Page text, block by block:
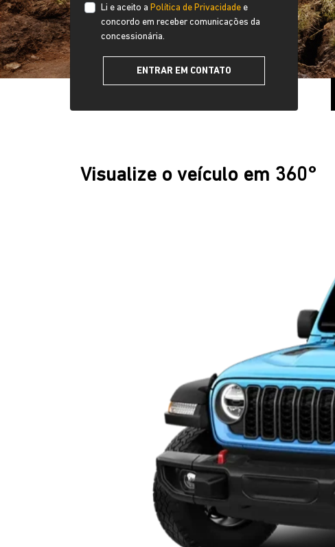
Li e aceito a Política de Privacidade e
concordo em receber comunicações da
concessionária.
ENTRAR EM CONTATO
Visualize o veículo em 360°